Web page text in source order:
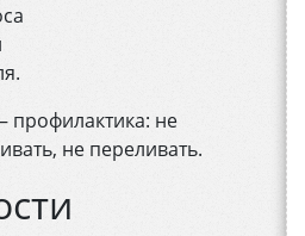
не
не переливать.